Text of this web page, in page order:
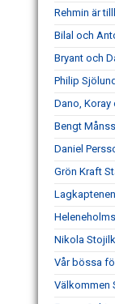
Rehmin är
Bilal och
Bryant och
Philip
Dano,
Bengt
Daniel
Grön Kraft
Nikola
Vår bössa
Välkommen